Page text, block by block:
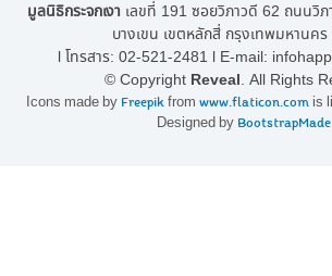
มูลนิธิกระจกเงา เลขที่ 191 ซอยวิภาวดี 62 ถนนวิ
บางเขน เขตหลักสี่ กรุงเทพมหานค
l โทรสาร: 02-521-2481 l E-mail:
© Copyright Reveal. All Rights
Icons made by Freepikfrom www.flaticon.com is
Designed by BootstrapMade